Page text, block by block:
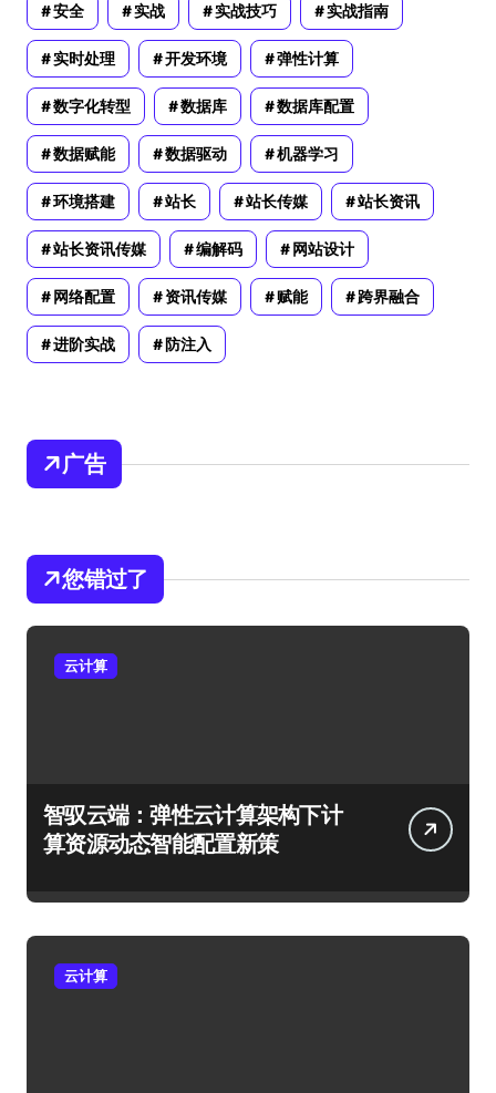
安全 实战 实战技巧 实战指南
实时处理 开发环境 弹性计算
数字化转型 数据库 数据库配置
数据赋能 数据驱动 机器学习
环境搭建 站长 站长传媒 站长资讯
站长资讯传媒 编解码 网站设计
网络配置 资讯传媒 赋能 跨界融合
进阶实战 防注入
广告
您错过了
云计算
智驭云端：弹性云计算架构下计
算资源动态智能配置新策
云计算